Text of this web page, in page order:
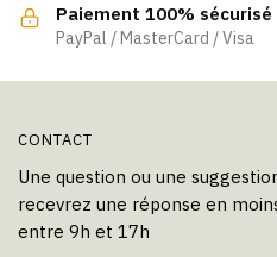
Paiement 100% sécurisé
PayPal / MasterCard / Visa
CONTACT
Une question ou une
recevrez une réponse en
entre 9h et 17h